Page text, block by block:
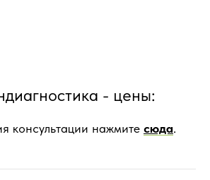
- цены:
консультации нажмите сюда.